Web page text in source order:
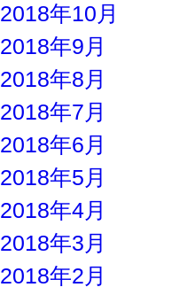
2018年10月
2018年9月
2018年8月
2018年7月
2018年6月
2018年5月
2018年4月
2018年3月
2018年2月